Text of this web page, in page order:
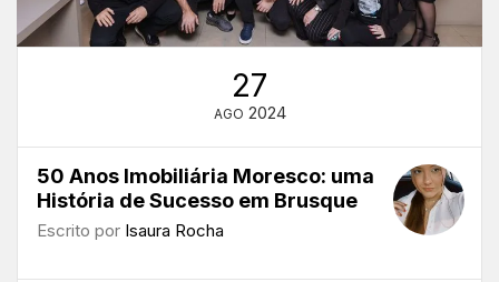
27
AGO 2024
50 Anos Imobiliária Moresco: uma
História de Sucesso em Brusque
Escrito por Isaura Rocha